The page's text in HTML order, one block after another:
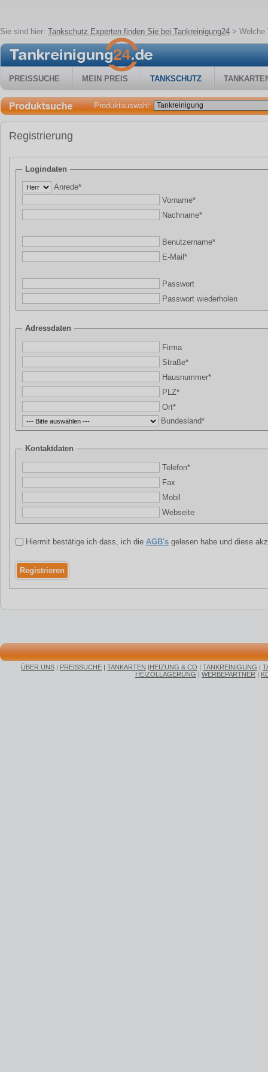
Sie sind hier: Tankschutz Experten finden Sie bei Tankreinigung24 > Welche
PREISSUCHE MEIN PREIS TANKSCHUTZ
Produktauswahl:
Registrierung
Logindaten
Anrede*
Vorname*
Nachname*
Benutzername*
E-Mail*
Passwort
Passwort wiederholen
Adressdaten
Firma
Straße*
Hausnummer*
PLZ*
Ort*
Bundesland*
Kontaktdaten
Telefon*
Fax
Mobil
Webseite
Hiermit bestätige ich dass, ich die AGB's gelesen habe und diese
ÜBER UNS | PREISSUCHE | TANKARTEN |HEIZUNG & CO | TANKREINIGUNG |
HEIZÖLLAGERUNG | WERBEPARTNER |